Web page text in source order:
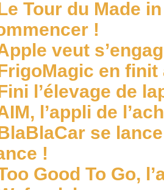
Tour du Made
!
veut
en
l’élevage de
l’appli de
se
!
Good To Go,